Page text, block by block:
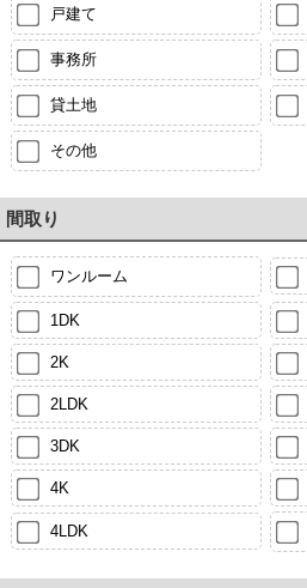
戸建て
事務所
貸土地
その他
間取り
ワンルーム
1DK
2K
2LDK
3DK
4K
4LDK